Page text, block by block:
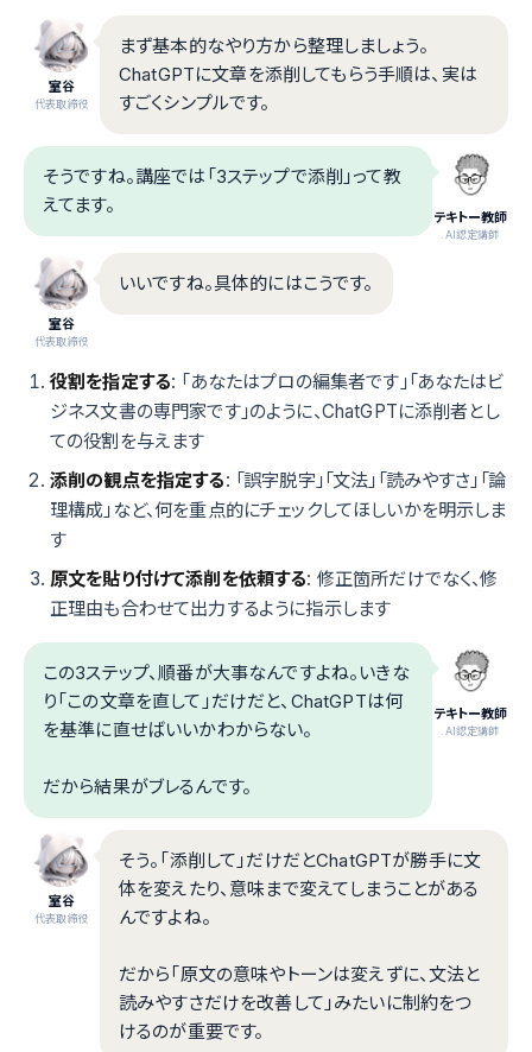
室谷
代表取締役
まず基本的なやり方から整理しましょう。
ChatGPTに文章を添削してもらう手順は、実は
すごくシンプルです。
テキトー教師
.AI認定講師
そうですね。講座では「3ステップで添削」って教
えてます。
室谷
代表取締役
いいですね。具体的にはこうです。
役割を指定する: 「あなたはプロの編集者です」「あなたはビ
ジネス文書の専門家です」のように、ChatGPTに添削者とし
ての役割を与えます
添削の観点を指定する: 「誤字脱字」「文法」「読みやすさ」「論
理構成」など、何を重点的にチェックしてほしいかを明示しま
す
原文を貼り付けて添削を依頼する: 修正箇所だけでなく、修
正理由も合わせて出力するように指示します
テキトー教師
.AI認定講師
この3ステップ、順番が大事なんですよね。いきな
り「この文章を直して」だけだと、ChatGPTは何
を基準に直せばいいかわからない。
だから結果がブレるんです。
室谷
代表取締役
そう。「添削して」だけだとChatGPTが勝手に文
体を変えたり、意味まで変えてしまうことがある
んですよね。
だから「原文の意味やトーンは変えずに、文法と
読みやすさだけを改善して」みたいに制約をつ
けるのが重要です。